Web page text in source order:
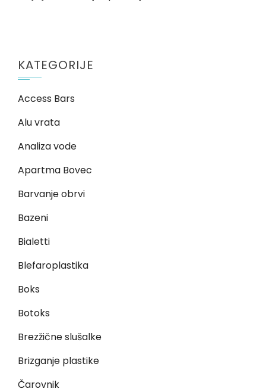
KATEGORIJE
Access Bars
Alu vrata
Analiza vode
Apartma Bovec
Barvanje obrvi
Bazeni
Bialetti
Blefaroplastika
Boks
Botoks
Brezžične slušalke
Brizganje plastike
Čarovnik